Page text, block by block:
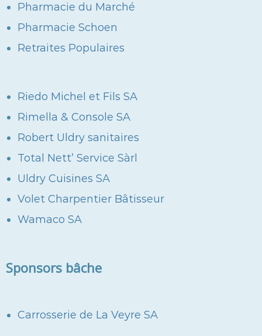
Pharmacie du Marché
Pharmacie Schoen
Retraites Populaires
Riedo Michel et Fils SA
Rimella & Console SA
Robert Uldry sanitaires
Total Nett’ Service Sàrl
Uldry Cuisines SA
Volet Charpentier Bâtisseur
Wamaco SA
Sponsors bâche
Carrosserie de La Veyre SA